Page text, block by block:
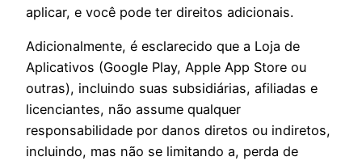
aplicar, e você pode ter direitos adicionais.
Adicionalmente, é esclarecido que a Loja de
Aplicativos (Google Play, Apple App Store ou
outras), incluindo suas subsidiárias, afiliadas e
licenciantes, não assume qualquer
responsabilidade por danos diretos ou indiretos,
incluindo, mas não se limitando a, perda de